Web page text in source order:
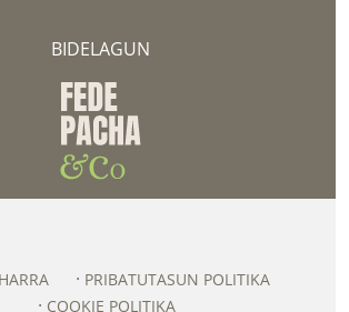
BIDELAGUN
PRIBATUTASUN POLITIKA
COOKIE POLITIKA